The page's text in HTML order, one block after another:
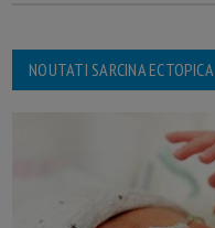
NOUTATI SARCINA ECTOPICA